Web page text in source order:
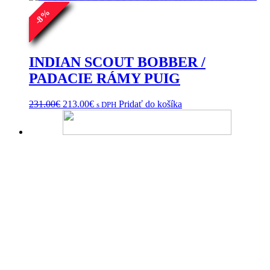
-
8
%
INDIAN SCOUT BOBBER /
PADACIE RÁMY PUIG
231.00€ Pôvodná
cena
231.00€.
213.00€Aktuálna
213.00€.
s DPH Pridať do košíka